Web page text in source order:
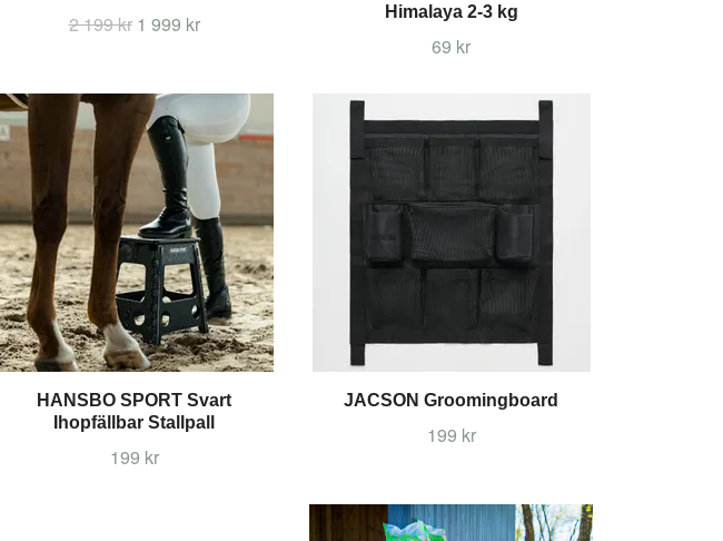
2 199 kr 1 999 kr
Himalaya 2-3 kg
69 kr
HANSBO SPORT Svart
Ihopfällbar Stallpall
199 kr
JACSON Groomingboard
199 kr